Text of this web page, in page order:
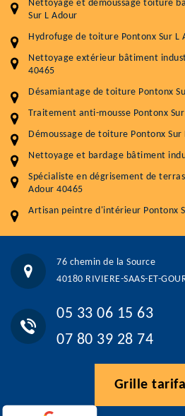
Nettoyage et démoussage toiture
Sur L Adour
Hydrofuge de toiture Pontonx Sur L
Nettoyage extérieur bâtiment
40465
Désamiantage de toiture Pontonx
Traitement anti-mousse Pontonx
Démoussage de toiture Pontonx Sur
Nettoyage et bardage bâtiment
Spécialiste en dégrisement de
Adour 40465
Artisan peintre d'intérieur Pontonx
76 chemin de la Source
40180 RIVIERE-SAAS-ET-
05 33 06 15 63
07 80 39 28 74
Grille
Service
Démoussage toiture
Traitement hydrofuge toiture
Artisant local recommander
76 chemin de la Source 40180